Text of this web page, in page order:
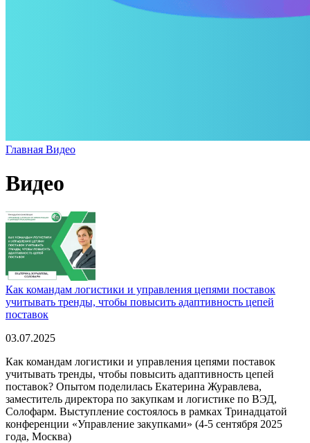
Главная Видео
Видео
Как командам логистики и управления цепями поставок
учитывать тренды, чтобы повысить адаптивность цепей
поставок
03.07.2025
Как командам логистики и управления цепями поставок
учитывать тренды, чтобы повысить адаптивность цепей
поставок? Опытом поделилась Екатерина Журавлева,
заместитель директора по закупкам и логистике по ВЭД,
Солофарм. Выступление состоялось в рамках Тринадцатой
конференции «Управление закупками» (4-5 сентября 2025
года, Москва)